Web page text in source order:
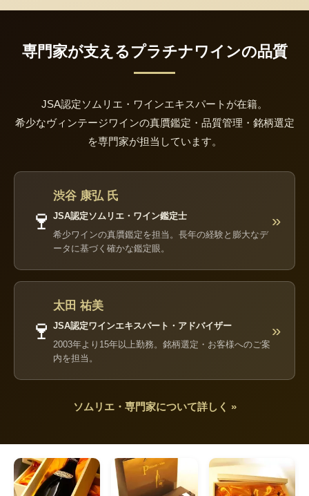
専門家が支えるプラチナワインの品質
JSA認定ソムリエ・ワインエキスパートが在籍。
希少なヴィンテージワインの真贋鑑定・品質管理・銘柄選定
を専門家が担当しています。
🍷
渋谷 康弘 氏
JSA認定ソムリエ・ワイン鑑定士
希少ワインの真贋鑑定を担当。長年の経験と膨大なデ
ータに基づく確かな鑑定眼。
»
🍷
太田 祐美
JSA認定ワインエキスパート・アドバイザー
2003年より15年以上勤務。銘柄選定・お客様へのご案
内を担当。
»
ソムリエ・専門家について詳しく »